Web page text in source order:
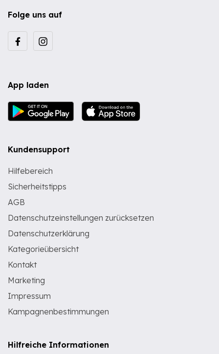
Folge uns auf
App laden
Kundensupport
Hilfebereich
Sicherheitstipps
AGB
Datenschutzeinstellungen zurücksetzen
Datenschutzerklärung
Kategorieübersicht
Kontakt
Marketing
Impressum
Kampagnenbestimmungen
Hilfreiche Informationen